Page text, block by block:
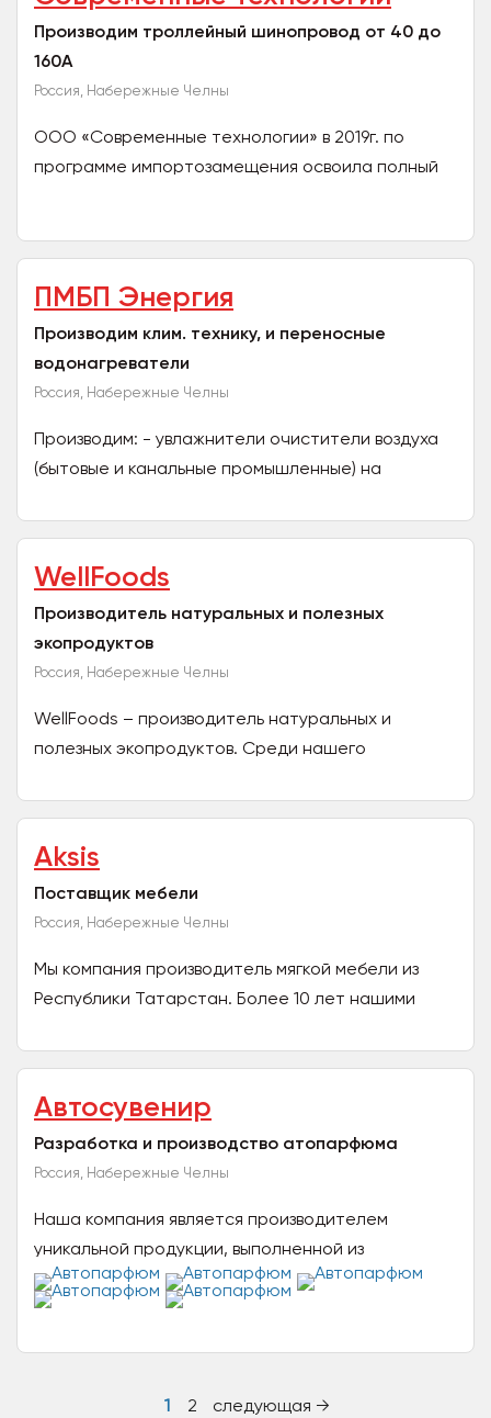
Производим троллейный шинопровод от 40 до
160А
Россия, Набережные Челны
ООО «Современные технологии» в 2019г. по
программе импортозамещения освоила полный
ПМБП Энергия
Производим клим. технику, и переносные
водонагреватели
Россия, Набережные Челны
Производим: - увлажнители очистители воздуха
(бытовые и канальные промышленные) на
переносные водонагреватели...
WellFoods
Производитель натуральных и полезных
экопродуктов
Россия, Набережные Челны
WellFoods – производитель натуральных и
полезных экопродуктов. Среди нашего
продукты здорового питания:...
Aksis
Поставщик мебели
Россия, Набережные Челны
Мы компания производитель мягкой мебели из
Республики Татарстан. Более 10 лет нашими
Также делаем любую...
Автосувенир
Разработка и производство атопарфюма
Россия, Набережные Челны
Наша компания является производителем
уникальной продукции, выполненной из
лиственных пород дерева - сувенирные
автомобильные освежители воздуха....
1 2 следующая →